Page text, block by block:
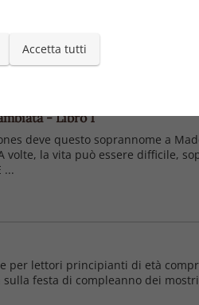
- Libro 1
deve questo soprannome a
la vita può essere difficile,
...
lettori principianti di età
festa di compleanno dei
Accetta tutti